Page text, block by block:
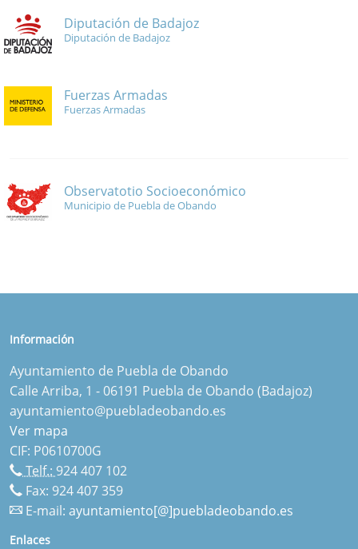
Diputación de Badajoz
Diputación de Badajoz
Fuerzas Armadas
Fuerzas Armadas
Observatotio Socioeconómico
Municipio de Puebla de Obando
Información
Ayuntamiento de Puebla de Obando
Calle Arriba, 1 - 06191 Puebla de Obando (Badajoz)
ayuntamiento@puebladeobando.es
Ver mapa
CIF: P0610700G
Telf.:924 407 102
Fax: 924 407 359
E-mail: ayuntamiento[@]puebladeobando.es
Enlaces